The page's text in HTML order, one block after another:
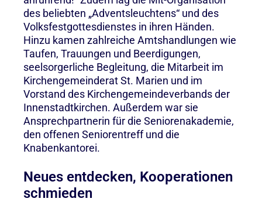
des beliebten „Adventsleuchtens“ und des
Volksfestgottesdienstes in ihren Händen.
Hinzu kamen zahlreiche Amtshandlungen wie
Taufen, Trauungen und Beerdigungen,
seelsorgerliche Begleitung, die Mitarbeit im
Kirchengemeinderat St. Marien und im
Vorstand des Kirchengemeindeverbands der
Innenstadtkirchen. Außerdem war sie
Ansprechpartnerin für die Seniorenakademie,
den offenen Seniorentreff und die
Knabenkantorei.
Neues entdecken, Kooperationen
schmieden